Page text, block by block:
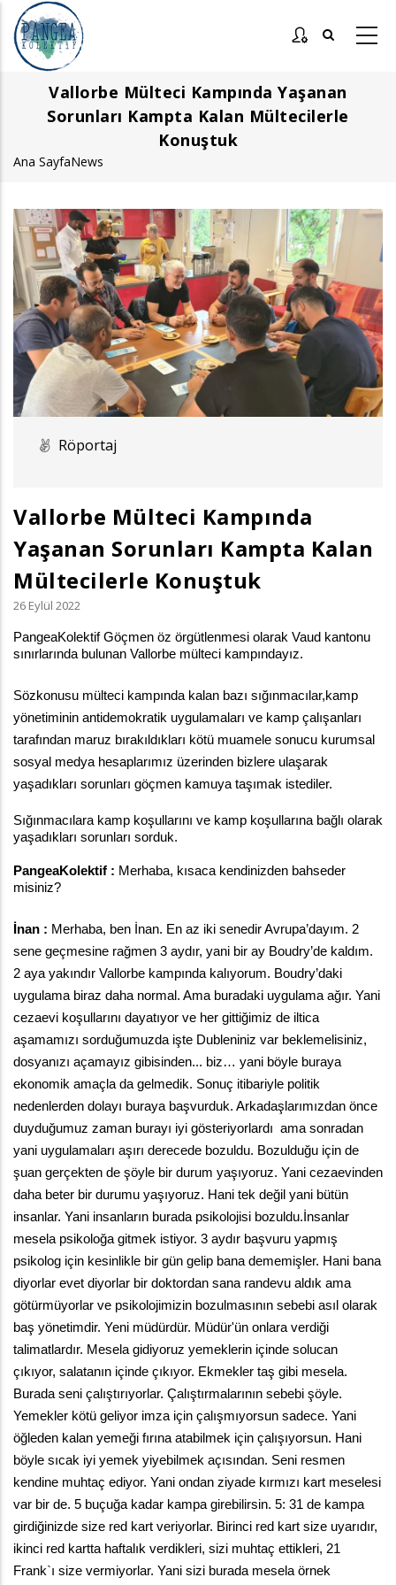
Ana
içeriğe
atla
Vallorbe Mülteci Kampında Yaşanan
Sorunları Kampta Kalan Mültecilerle
Konuştuk
Sayfa
yolu
Ana SayfaNews
Görsel
Röportaj
Vallorbe Mülteci Kampında
Yaşanan Sorunları Kampta Kalan
Mültecilerle Konuştuk
26 Eylül 2022
PangeaKolektif Göçmen öz örgütlenmesi olarak Vaud kantonu
sınırlarında bulunan Vallorbe mülteci kampındayız.
Sözkonusu mülteci kampında kalan bazı sığınmacılar,kamp
yönetiminin antidemokratik uygulamaları ve kamp çalışanları
tarafından maruz bırakıldıkları kötü muamele sonucu kurumsal
sosyal medya hesaplarımız üzerinden bizlere ulaşarak
yaşadıkları sorunları göçmen kamuya taşımak istediler.
Sığınmacılara kamp koşullarını ve kamp koşullarına bağlı olarak
yaşadıkları sorunları sorduk.
PangeaKolektif : Merhaba, kısaca kendinizden bahseder
misiniz?
İnan : Merhaba, ben İnan. En az iki senedir Avrupa’dayım. 2
sene geçmesine rağmen 3 aydır, yani bir ay Boudry’de kaldım.
2 aya yakındır Vallorbe kampında kalıyorum. Boudry’daki
uygulama biraz daha normal. Ama buradaki uygulama ağır. Yani
cezaevi koşullarını dayatıyor ve her gittiğimiz de iltica
aşamamızı sorduğumuzda işte Dubleniniz var beklemelisiniz,
dosyanızı açamayız gibisinden... biz… yani böyle buraya
ekonomik amaçla da gelmedik. Sonuç itibariyle politik
nedenlerden dolayı buraya başvurduk. Arkadaşlarımızdan önce
duyduğumuz zaman burayı iyi gösteriyorlardı  ama sonradan
yani uygulamaları aşırı derecede bozuldu. Bozulduğu için de
şuan gerçekten de şöyle bir durum yaşıyoruz. Yani cezaevinden
daha beter bir durumu yaşıyoruz. Hani tek değil yani bütün
insanlar. Yani insanların burada psikolojisi bozuldu.İnsanlar
mesela psikoloğa gitmek istiyor. 3 aydır başvuru yapmış
psikolog için kesinlikle bir gün gelip bana dememişler. Hani bana
diyorlar evet diyorlar bir doktordan sana randevu aldık ama
götürmüyorlar ve psikolojimizin bozulmasının sebebi asıl olarak
baş yönetimdir. Yeni müdürdür. Müdür'ün onlara verdiği
talimatlardır. Mesela gidiyoruz yemeklerin içinde solucan
çıkıyor, salatanın içinde çıkıyor. Ekmekler taş gibi mesela.
Burada seni çalıştırıyorlar. Çalıştırmalarının sebebi şöyle.
Yemekler kötü geliyor imza için çalışmıyorsun sadece. Yani
öğleden kalan yemeği fırına atabilmek için çalışıyorsun. Hani
böyle sıcak iyi yemek yiyebilmek açısından. Seni resmen
kendine muhtaç ediyor. Yani ondan ziyade kırmızı kart meselesi
var bir de. 5 buçuğa kadar kampa girebilirsin. 5: 31 de kampa
girdiğinizde size red kart veriyorlar. Birinci red kart size uyarıdır,
ikinci red kartta haftalık verdikleri, sizi muhtaç ettikleri, 21
Frank`ı size vermiyorlar. Yani sizi burada mesela örnek